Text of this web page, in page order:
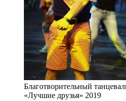
Благотворительный
«Лучшие друзья» 2019